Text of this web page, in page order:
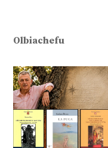
Olbiachefu